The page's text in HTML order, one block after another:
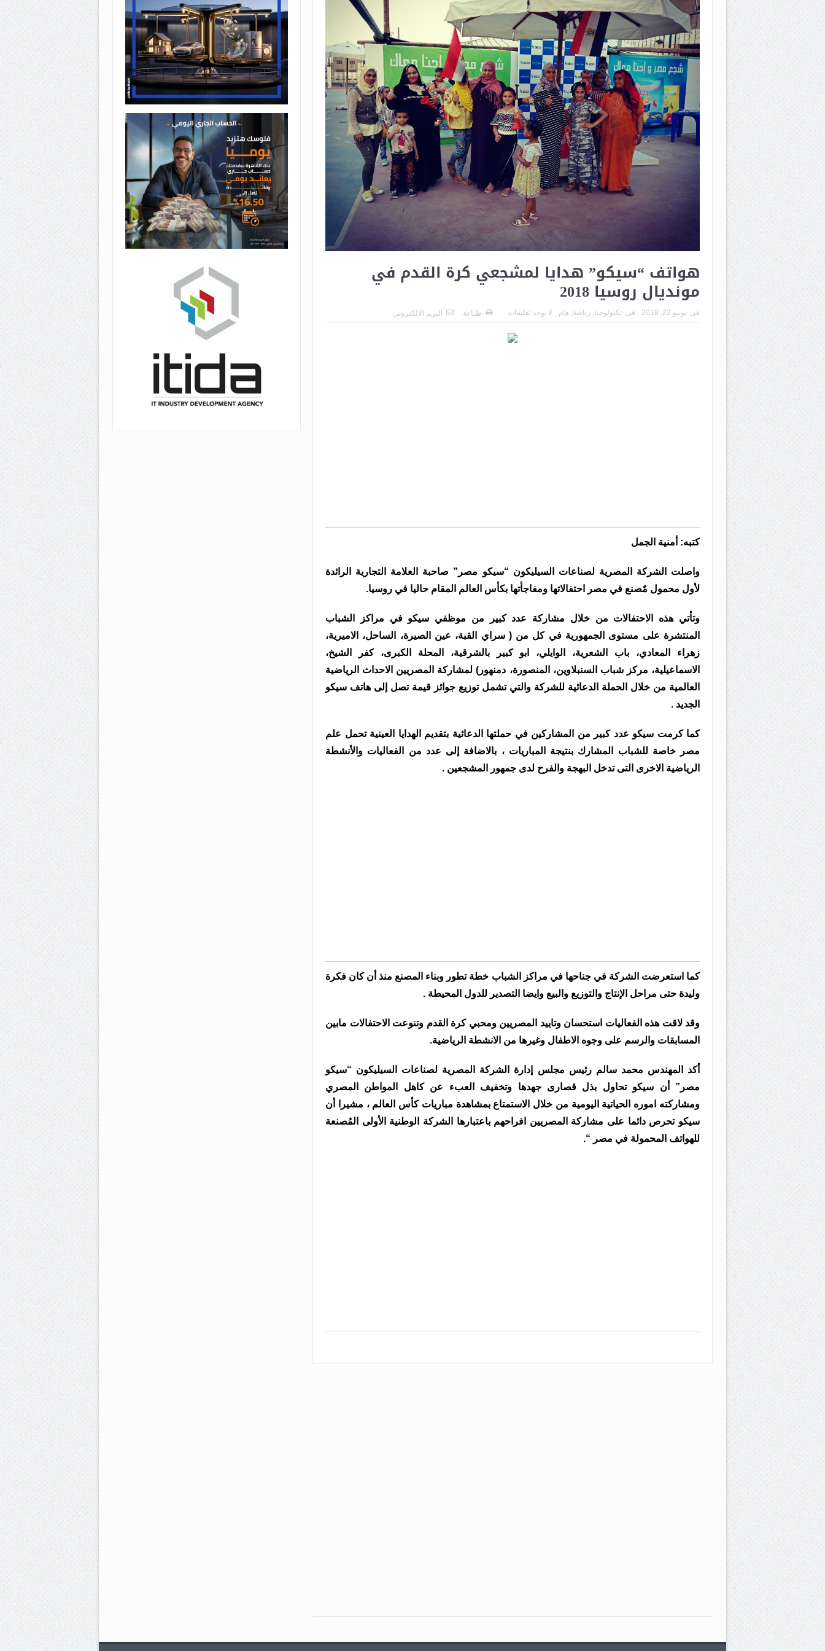
هواتف “سيكو” هدايا لمشجعي كرة القدم في
مونديال روسيا 2018
فى: يونيو 22, 2018 فى: تكنولوجيا, رياضة, هام لا يوجد تعليقات طباعة البريد الالكترونى
كتبه: أمنية الجمل
واصلت الشركة المصرية لصناعات السيليكون “سيكو مصر” صاحبة العلامة التجارية الرائدة
لأول محمول مٌصنع في مصر احتفالاتها ومفاجأتها بكأس العالم المقام حاليا في روسيا.
وتأتي هذه الاحتفالات من خلال مشاركة عدد كبير من موظفي سيكو في مراكز الشباب
المنتشرة على مستوى الجمهورية في كل من ( سراي القبة، عين الصيرة، الساحل، الاميرية،
زهراء المعادي، باب الشعرية، الوايلي، ابو كبير بالشرقية، المحلة الكبرى، كفر الشيخ،
الاسماعيلية، مركز شباب السنبلاوين، المنصورة، دمنهور) لمشاركة المصريين الاحداث الرياضية
العالمية من خلال الحملة الدعائية للشركة والتي تشمل توزيع جوائز قيمة تصل إلى هاتف سيكو
الجديد .
كما كرمت سيكو عدد كبير من المشاركين في حملتها الدعائية بتقديم الهدايا العينية تحمل علم
مصر خاصة للشباب المشارك بنتيجة المباريات ، بالاضافة إلى عدد من الفعاليات والأنشطة
الرياضية الاخرى التى تدخل البهجة والفرح لدى جمهور المشجعين .
كما استعرضت الشركة في جناحها في مراكز الشباب خطة تطور وبناء المصنع منذ أن كان فكرة
وليدة حتى مراحل الإنتاج والتوزيع والبيع وايضا التصدير للدول المحيطة .
وقد لاقت هذه الفعاليات استحسان وتاييد المصريين ومحبي كرة القدم وتنوعت الاحتفالات مابين
المسابقات والرسم على وجوه الاطفال وغيرها من الانشطة الرياضية.
أكد المهندس محمد سالم رئيس مجلس إدارة الشركة المصرية لصناعات السيليكون “سيكو
مصر” أن سيكو تحاول بذل قصارى جهدها وتخفيف العبء عن كاهل المواطن المصري
ومشاركته اموره الحياتية اليومية من خلال الاستمتاع بمشاهدة مباريات كأس العالم ، مشيرا أن
سيكو تحرص دائما على مشاركة المصريين افراحهم باعتبارها الشركة الوطنية الأولى المُصنعة
للهواتف المحمولة في مصر “.